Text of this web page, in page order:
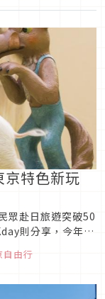
特色新玩
眾赴日旅遊突破50
則分享，今年第
新宿歌舞伎町知
自由行